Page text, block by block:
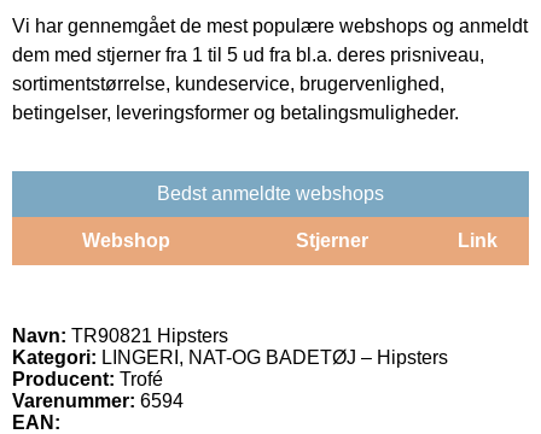
Vi har gennemgået de mest populære webshops og anmeldt
dem med stjerner fra 1 til 5 ud fra bl.a. deres prisniveau,
sortimentstørrelse, kundeservice, brugervenlighed,
betingelser, leveringsformer og betalingsmuligheder.
Bedst anmeldte webshops
Webshop Stjerner Link
Navn: TR90821 Hipsters
Kategori: LINGERI, NAT-OG BADETØJ – Hipsters
Producent: Trofé
Varenummer: 6594
EAN: